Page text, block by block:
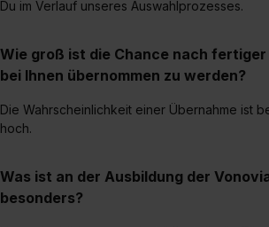
einzelnen Cookies findest du durch
zeigen“. Weitere Informationen:
Du im Verlauf unseres Auswahlprozesses.
Wie groß ist die Chance nach fertiger
bei Ihnen übernommen zu werden?
Die Wahrscheinlichkeit einer Übernahme ist
hoch.
Was ist an der Ausbildung der
besonders?